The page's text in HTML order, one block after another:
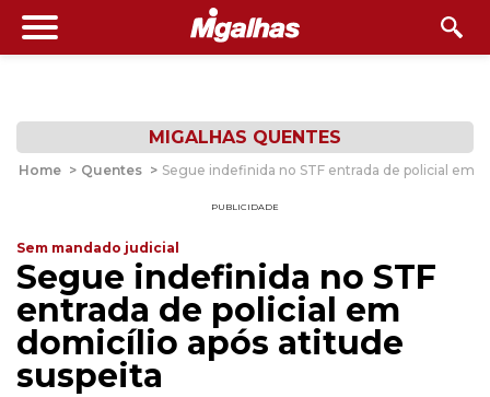
MIGALHAS QUENTES
Home > Quentes > Segue indefinida no STF entrada de policial em
PUBLICIDADE
Sem mandado judicial
Segue indefinida no STF
entrada de policial em
domicílio após atitude
suspeita